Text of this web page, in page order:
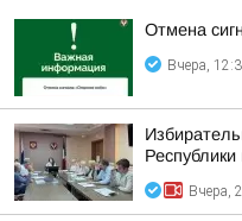
Отмена
Вчера,
Вчера,